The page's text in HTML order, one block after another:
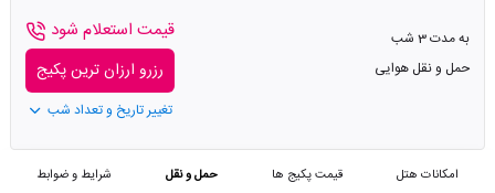
به مدت 3 شب
حمل و نقل هوایی
قیمت استعلام شود
رزرو ارزان ترین پکیج
تغییر تاریخ و تعداد شب
امکانات هتل قیمت پکیج ها حمل و نقل شرایط و ضوابط